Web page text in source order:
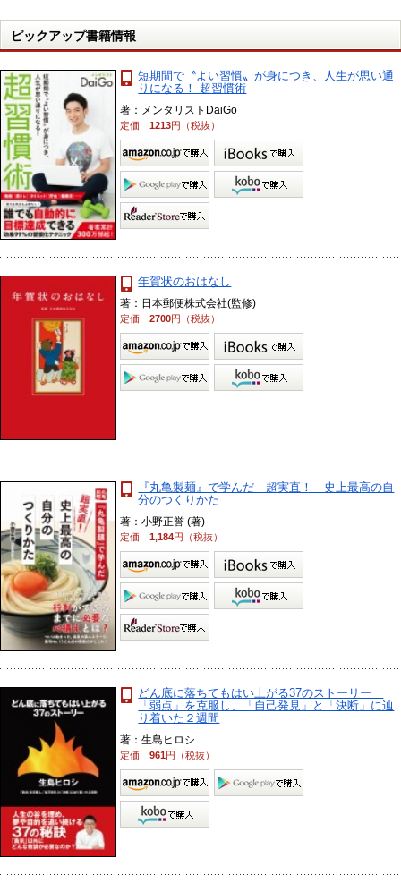
ピックアップ書籍情報
短期間で〝よい習慣〟が身につき、人生が思い通
りになる！ 超習慣術
著：メンタリストDaiGo
定価1213円（税抜）
年賀状のおはなし
著：日本郵便株式会社(監修)
定価2700円（税抜）
『丸亀製麺』で学んだ 超実直！ 史上最高の自
分のつくりかた
著：小野正誉 (著)
定価1,184円（税抜）
どん底に落ちてもはい上がる37のストーリー
「弱点」を克服し、「自己発見」と「決断」に辿
り着いた２週間
著：生島ヒロシ
定価961円（税抜）